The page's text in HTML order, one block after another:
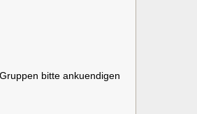
bitte ankuendigen